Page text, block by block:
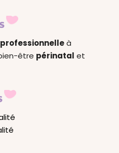
à
être périnatal et